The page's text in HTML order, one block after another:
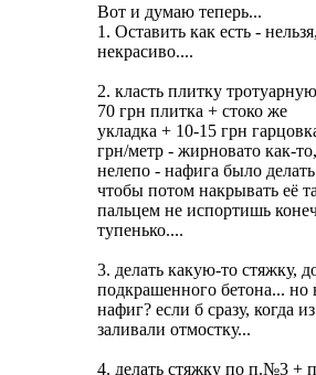
Вот и думаю теперь...
1. Оставить как есть -
некрасиво....
2. класть плитку
70 грн плитка + стоко же
укладка + 10-15 грн
грн/метр - жирновато как-
нелепо - нафига было
чтобы потом накрывать её
пальцем не испортишь
тупенько....
3. делать какую-то стяжку,
подкрашенного бетона... но
нафиг? если б сразу, когда
заливали отмостку...
4. делать стяжку по п.№3 +